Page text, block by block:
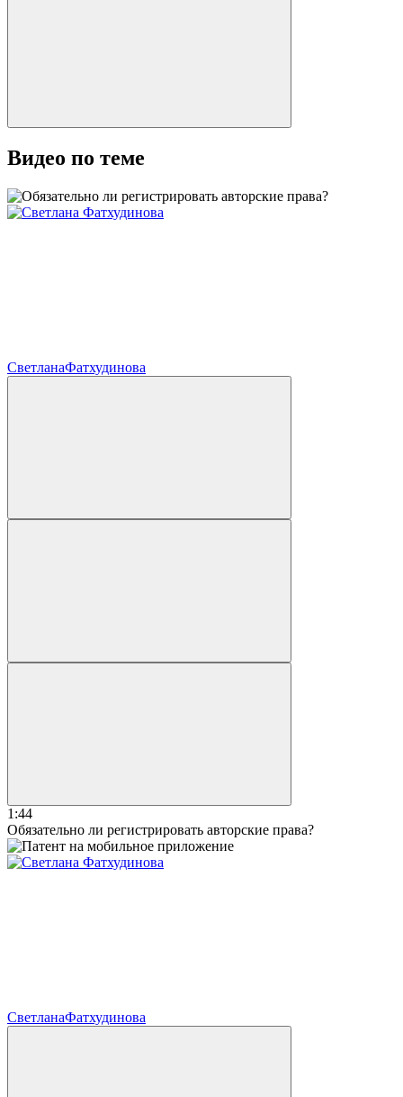
Видео по теме
СветланаФатхудинова
1:44
Обязательно ли регистрировать авторские права?
СветланаФатхудинова